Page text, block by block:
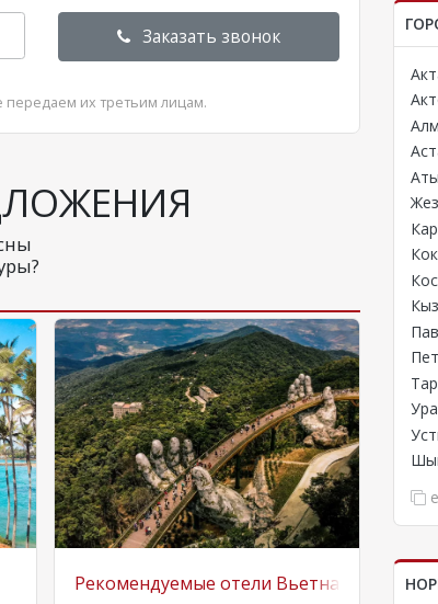
Заказать звонок
передаем их третьим лицам.
Рекомендуемые отели Вьетнама